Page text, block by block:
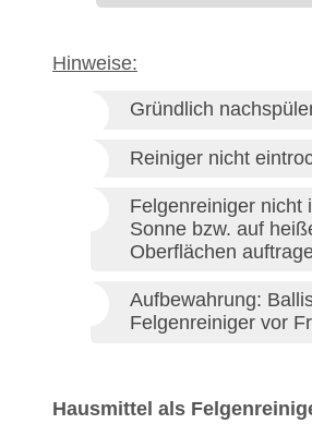
Hinweise:
Gründlich
Reiniger nicht
Felgenreiniger nicht
Sonne bzw. auf
Oberflächen
Aufbewahrung:
Felgenreiniger vor
Hausmittel als